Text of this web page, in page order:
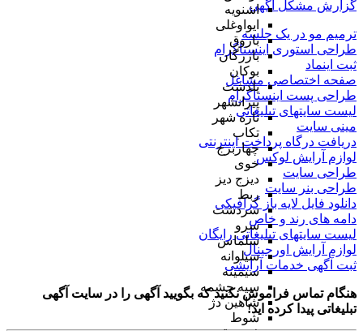
اشنویه
ایواوغلی
باروق
بازرگان
بوکان
پلدشت
پیرانشهر
تازه شهر
تکاب
چهاربرج
خوی
دیزج دیز
ربط
سردشت
سرو
سلماس
سیلوانه
سیمینه
سیه چشمه
شاهین دژ
شوط
گزارش مشکل آگهی
ترمیم مو در یک جلسه
طراحی استوری اینستاگرام
ثبت اینماد
صفحه اختصاصی مشاغل
طراحی پست اینستاگرام
لیست سایتهای تبلیغاتی
مینی سایت
دریافت درگاه پرداخت اینترنتی
لوازم آرایش لوکس
طراحی سایت
طراحی بنر سایت
دانلود فایل لایه باز گرافیکی
دامه های رند و خاص
لیست سایتهای تبلیغاتی رایگان
لوازم آرایش اورجینال
ثبت آگهی خدمات آرایشی
هنگام تماس فراموش نکنید که بگویید آگهی را در سایت آگهی
تبلیغاتی پیدا کرده اید!